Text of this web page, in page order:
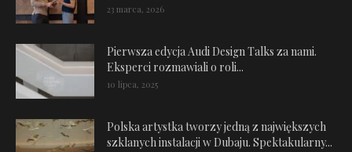
23 marca, 2026
Pierwsza edycja Audi Design Talks za nami.
Eksperci rozmawiali o roli...
10 lipca, 2025
Polska artystka tworzy jedną z największych
szklanych instalacji w Dubaju. Spektakularny...